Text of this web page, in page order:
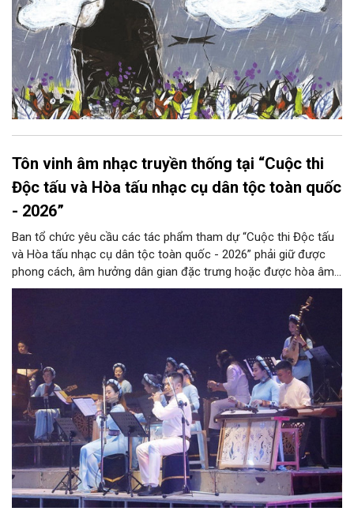
Tôn vinh âm nhạc truyền thống tại “Cuộc thi
Độc tấu và Hòa tấu nhạc cụ dân tộc toàn quốc
- 2026”
Ban tổ chức yêu cầu các tác phẩm tham dự “Cuộc thi Độc tấu
và Hòa tấu nhạc cụ dân tộc toàn quốc - 2026” phải giữ được
phong cách, âm hưởng dân gian đặc trưng hoặc được hòa âm,
phối khí mới trên nền tảng làn điệu âm nhạc truyền thống Việt
Nam, đồng thời phải được trình diễn trực tiếp bằng nhạc cụ dân